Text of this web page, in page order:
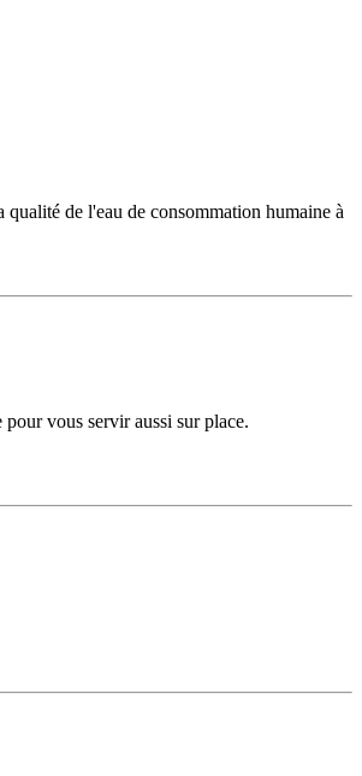
de l'eau de consommation humaine à
vous servir aussi sur place.